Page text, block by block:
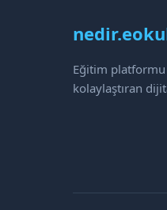
Eğitim platformu
kolaylaştıran